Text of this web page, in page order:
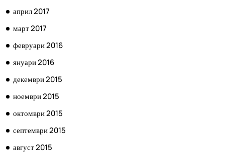
април 2017
март 2017
февруари 2016
януари 2016
декември 2015
ноември 2015
октомври 2015
септември 2015
август 2015